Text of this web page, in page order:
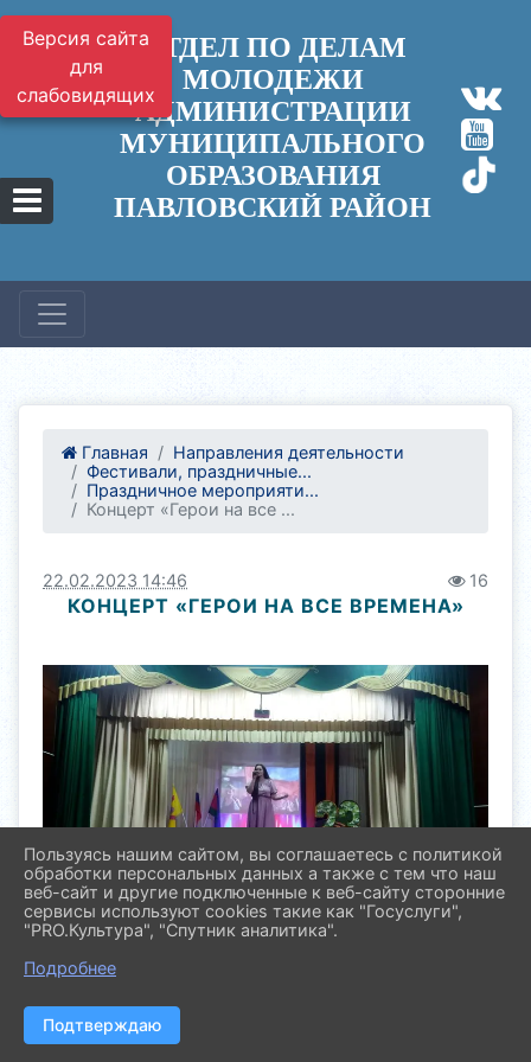
Версия сайта
для
слабовидящих
ОТДЕЛ ПО ДЕЛАМ
МОЛОДЕЖИ
АДМИНИСТРАЦИИ
МУНИЦИПАЛЬНОГО
ОБРАЗОВАНИЯ
ПАВЛОВСКИЙ РАЙОН
Главная
Направления деятельности
Фестивали, праздничные...
Праздничное мероприяти...
Концерт «Герои на все ...
22.02.2023 14:46 16
КОНЦЕРТ «ГЕРОИ НА ВСЕ ВРЕМЕНА»
Пользуясь нашим сайтом, вы соглашаетесь с политикой
обработки персональных данных а также с тем что наш
веб-сайт и другие подключенные к веб-сайту сторонние
сервисы используют cookies такие как "Госуслуги",
"PRO.Культура", "Спутник аналитика".
Подробнее
Подтверждаю